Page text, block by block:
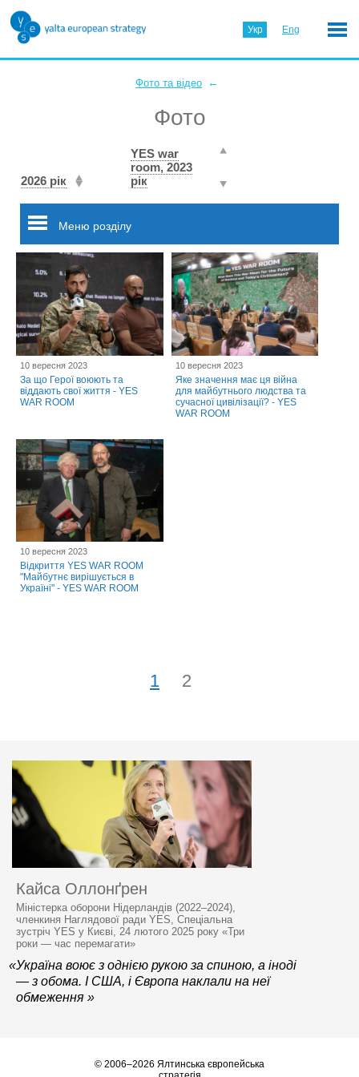
Укр Eng
Фото та відео ←
Фото
2026 рік
YES war
room, 2023
рік
Меню розділу
10 вересня 2023
За що Герої воюють та
віддають свої життя - YES
WAR ROOM
10 вересня 2023
Яке значення має ця війна
для майбутнього людства та
сучасної цивілізації? - YES
WAR ROOM
10 вересня 2023
Відкриття YES WAR ROOM
"Майбутнє вирішується в
Україні" - YES WAR ROOM
1 2
Кайса Оллонґрен
Міністерка оборони Нідерландів (2022–2024),
членкиня Наглядової ради YES, Спеціальна
зустріч YES у Києві, 24 лютого 2025 року «Три
роки — час перемагати»
«Україна воює з однією рукою за спиною, а іноді
— з обома. І США, і Європа наклали на неї
обмеження »
© 2006–2026 Ялтинська європейська